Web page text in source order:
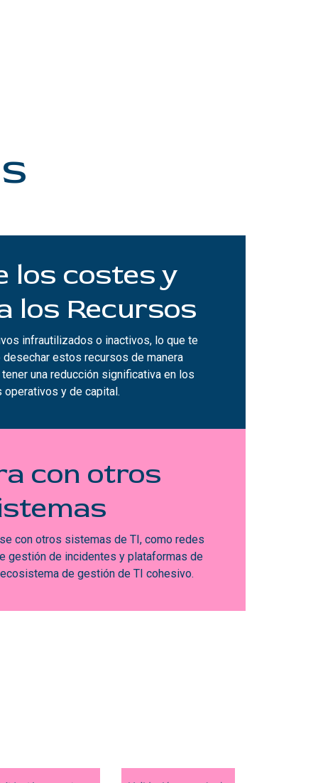
los costes y
los Recursos
infrautilizados o inactivos, lo que te
estos recursos de manera
una reducción significativa en los
operativos y de capital.
con otros
con otros sistemas de TI, como redes
gestión de incidentes y plataformas de
de gestión de TI cohesivo.